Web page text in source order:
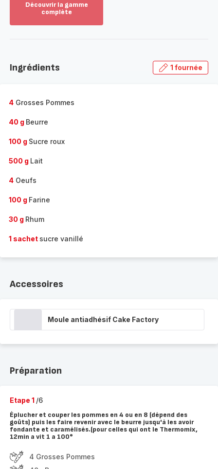
Découvrir la gamme
complète
gamme
Ingrédients 1 fournée
4 Grosses Pommes
40 g Beurre
100 g Sucre roux
500 g Lait
4 Oeufs
100 g Farine
30 g Rhum
1 sachet sucre vanillé
Accessoires
Moule antiadhésif Cake Factory
Préparation
Etape 1 /6
Éplucher et couper les pommes en 4 ou en 8 (dépend des
goûts) puis les faire revenir avec le beurre jusqu'à les avoir
fondante et caramélisés.(pour celles qui ont le Thermomix,
12min a vit 1 a 100°
4 Grosses Pommes